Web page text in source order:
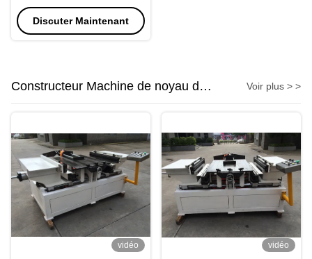
puissance de 220V 370W
faisant la machine
Discuter Maintenant
Constructeur Machine de noyau de
radiateur
Voir plus > >
vidéo vidéo